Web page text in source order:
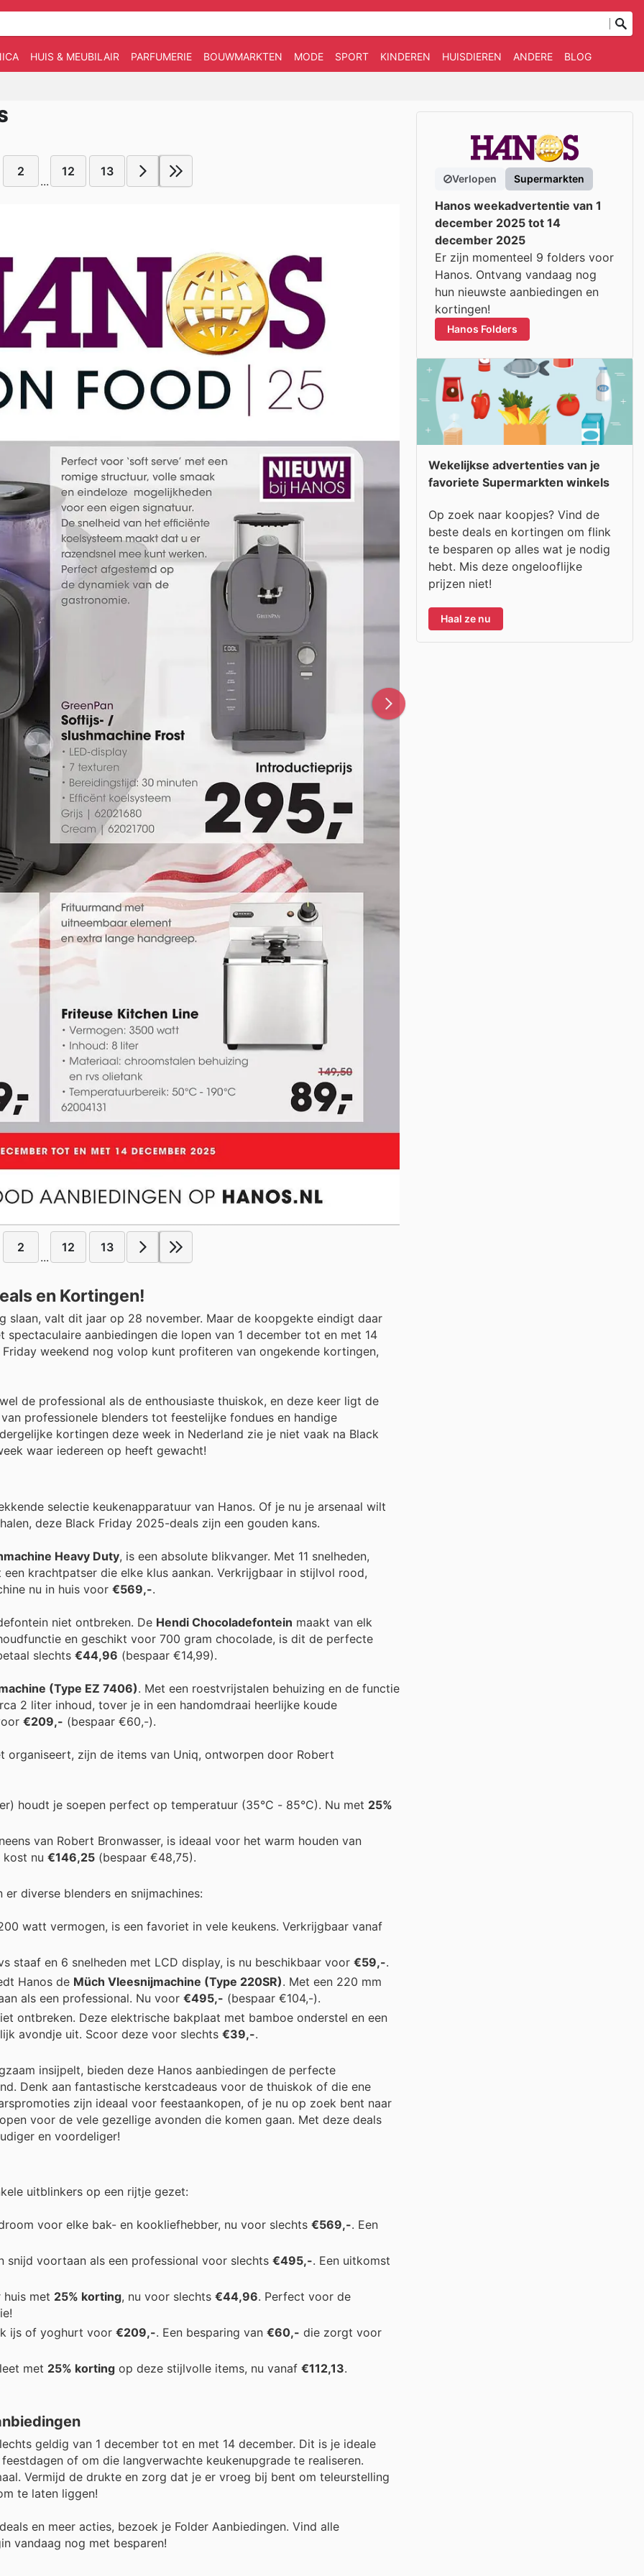
HUIS & MEUBILAIR PARFUMERIE BOUWMARKTEN MODE SPORT KINDEREN HUISDIEREN ANDERE BLOG
2
...
12 13
2
...
12 13
en Kortingen!
slaan, valt dit jaar op 28 november. Maar de koopgekte eindigt daar
aanbiedingen die lopen van 1 december tot en met 14
weekend nog volop kunt profiteren van ongekende kortingen,
de professional als de enthousiaste thuiskok, en deze keer ligt de
professionele blenders tot feestelijke fondues en handige
kortingen deze week in Nederland zie je niet vaak na Black
waar iedereen op heeft gewacht!
selectie keukenapparatuur van Hanos. Of je nu je arsenaal wilt
deze Black Friday 2025-deals zijn een gouden kans.
Heavy Duty, is een absolute blikvanger. Met 11 snelheden,
krachtpatser die elke klus aankan. Verkrijgbaar in stijlvol rood,
nu in huis voor €569,-.
niet ontbreken. De Hendi Chocoladefontein maakt van elk
en geschikt voor 700 gram chocolade, is dit de perfecte
slechts €44,96 (bespaar €14,99).
(Type EZ 7406). Met een roestvrijstalen behuizing en de functie
2 liter inhoud, tover je in een handomdraai heerlijke koude
€209,- (bespaar €60,-).
zijn de items van Uniq, ontworpen door Robert
houdt je soepen perfect op temperatuur (35°C - 85°C). Nu met 25%
van Robert Bronwasser, is ideaal voor het warm houden van
nu €146,25 (bespaar €48,75).
diverse blenders en snijmachines:
watt vermogen, is een favoriet in vele keukens. Verkrijgbaar vanaf
staaf en 6 snelheden met LCD display, is nu beschikbaar voor €59,-.
Hanos de Müch Vleesnijmachine (Type 220SR). Met een 220 mm
als een professional. Nu voor €495,- (bespaar €104,-).
ontbreken. Deze elektrische bakplaat met bamboe onderstel en een
avondje uit. Scoor deze voor slechts €39,-.
insijpelt, bieden deze Hanos aanbiedingen de perfecte
Denk aan fantastische kerstcadeaus voor de thuiskok of die ene
zijn ideaal voor feestaankopen, of je nu op zoek bent naar
voor de vele gezellige avonden die komen gaan. Met deze deals
en voordeliger!
uitblinkers op een rijtje gezet:
voor elke bak- en kookliefhebber, nu voor slechts €569,-. Een
snijd voortaan als een professional voor slechts €495,-. Een uitkomst
met 25% korting, nu voor slechts €44,96. Perfect voor de
ijs of yoghurt voor €209,-. Een besparing van €60,- die zorgt voor
met 25% korting op deze stijlvolle items, nu vanaf €112,13.
geldig van 1 december tot en met 14 december. Dit is je ideale
of om die langverwachte keukenupgrade te realiseren.
Vermijd de drukte en zorg dat je er vroeg bij bent om teleurstelling
te laten liggen!
en meer acties, bezoek je Folder Aanbiedingen. Vind alle
vandaag nog met besparen!
Verlopen Supermarkten
Hanos weekadvertentie van 1
december 2025 tot 14
december 2025
Er zijn momenteel 9 folders voor
Hanos. Ontvang vandaag nog
hun nieuwste aanbiedingen en
kortingen!
Hanos Folders
Wekelijkse advertenties van je
favoriete Supermarkten winkels
Op zoek naar koopjes? Vind de
beste deals en kortingen om flink
te besparen op alles wat je nodig
hebt. Mis deze ongelooflijke
prijzen niet!
Haal ze nu